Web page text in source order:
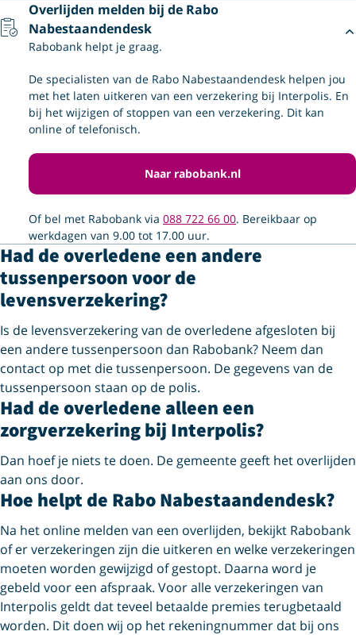
Overlijden melden bij de Rabo
Nabestaandendesk
Rabobank helpt je graag.
De specialisten van de Rabo Nabestaandendesk helpen jou
met het laten uitkeren van een verzekering bij Interpolis. En
bij het wijzigen of stoppen van een verzekering. Dit kan
online of telefonisch.
Naar rabobank.nl
Of bel met Rabobank via 088 722 66 00. Bereikbaar op
werkdagen van 9.00 tot 17.00 uur.
Had de overledene een andere
tussenpersoon voor de
levensverzekering?
Is de levensverzekering van de overledene afgesloten bij
een andere tussenpersoon dan Rabobank? Neem dan
contact op met die tussenpersoon. De gegevens van de
tussenpersoon staan op de polis.
Had de overledene alleen een
zorgverzekering bij Interpolis?
Dan hoef je niets te doen. De gemeente geeft het overlijden
aan ons door.
Hoe helpt de Rabo Nabestaandendesk?
Na het online melden van een overlijden, bekijkt Rabobank
of er verzekeringen zijn die uitkeren en welke verzekeringen
moeten worden gewijzigd of gestopt. Daarna word je
gebeld voor een afspraak. Voor alle verzekeringen van
Interpolis geldt dat teveel betaalde premies terugbetaald
worden. Dit doen wij op het rekeningnummer dat bij ons